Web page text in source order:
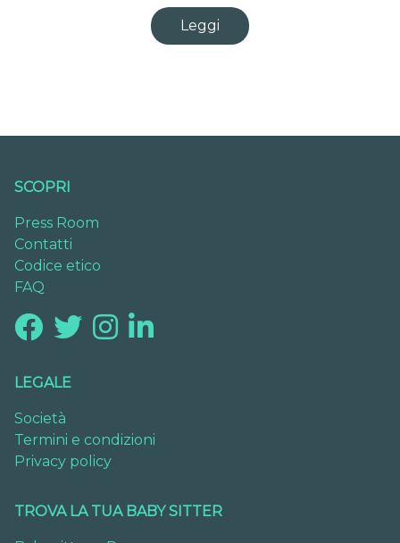
Leggi
SCOPRI
Press Room
Contatti
Codice etico
FAQ
LEGALE
Società
Termini e condizioni
Privacy policy
TROVA LA TUA BABY SITTER